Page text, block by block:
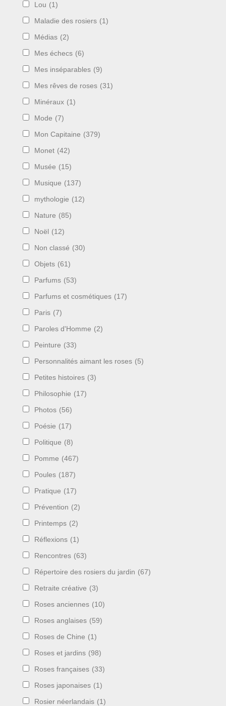
Lou (1)
Maladie des rosiers (1)
Médias (2)
Mes échecs (6)
Mes inséparables (9)
Mes rêves de roses (31)
Minéraux (1)
Mode (7)
Mon Capitaine (379)
Monet (42)
Musée (15)
Musique (137)
mythologie (12)
Nature (85)
Noël (12)
Non classé (30)
Objets (61)
Parfums (53)
Parfums et cosmétiques (17)
Paris (7)
Paroles d'Homme (2)
Peinture (33)
Personnalités aimant les roses (5)
Petites histoires (3)
Philosophie (17)
Photos (56)
Poésie (17)
Politique (8)
Pomme (467)
Poules (187)
Pratique (17)
Prévention (2)
Printemps (2)
Réflexions (1)
Rencontres (63)
Répertoire des rosiers du jardin (67)
Retraite créative (3)
Roses anciennes (10)
Roses anglaises (59)
Roses de Chine (1)
Roses et jardins (98)
Roses françaises (33)
Roses japonaises (1)
Rosier néerlandais (1)